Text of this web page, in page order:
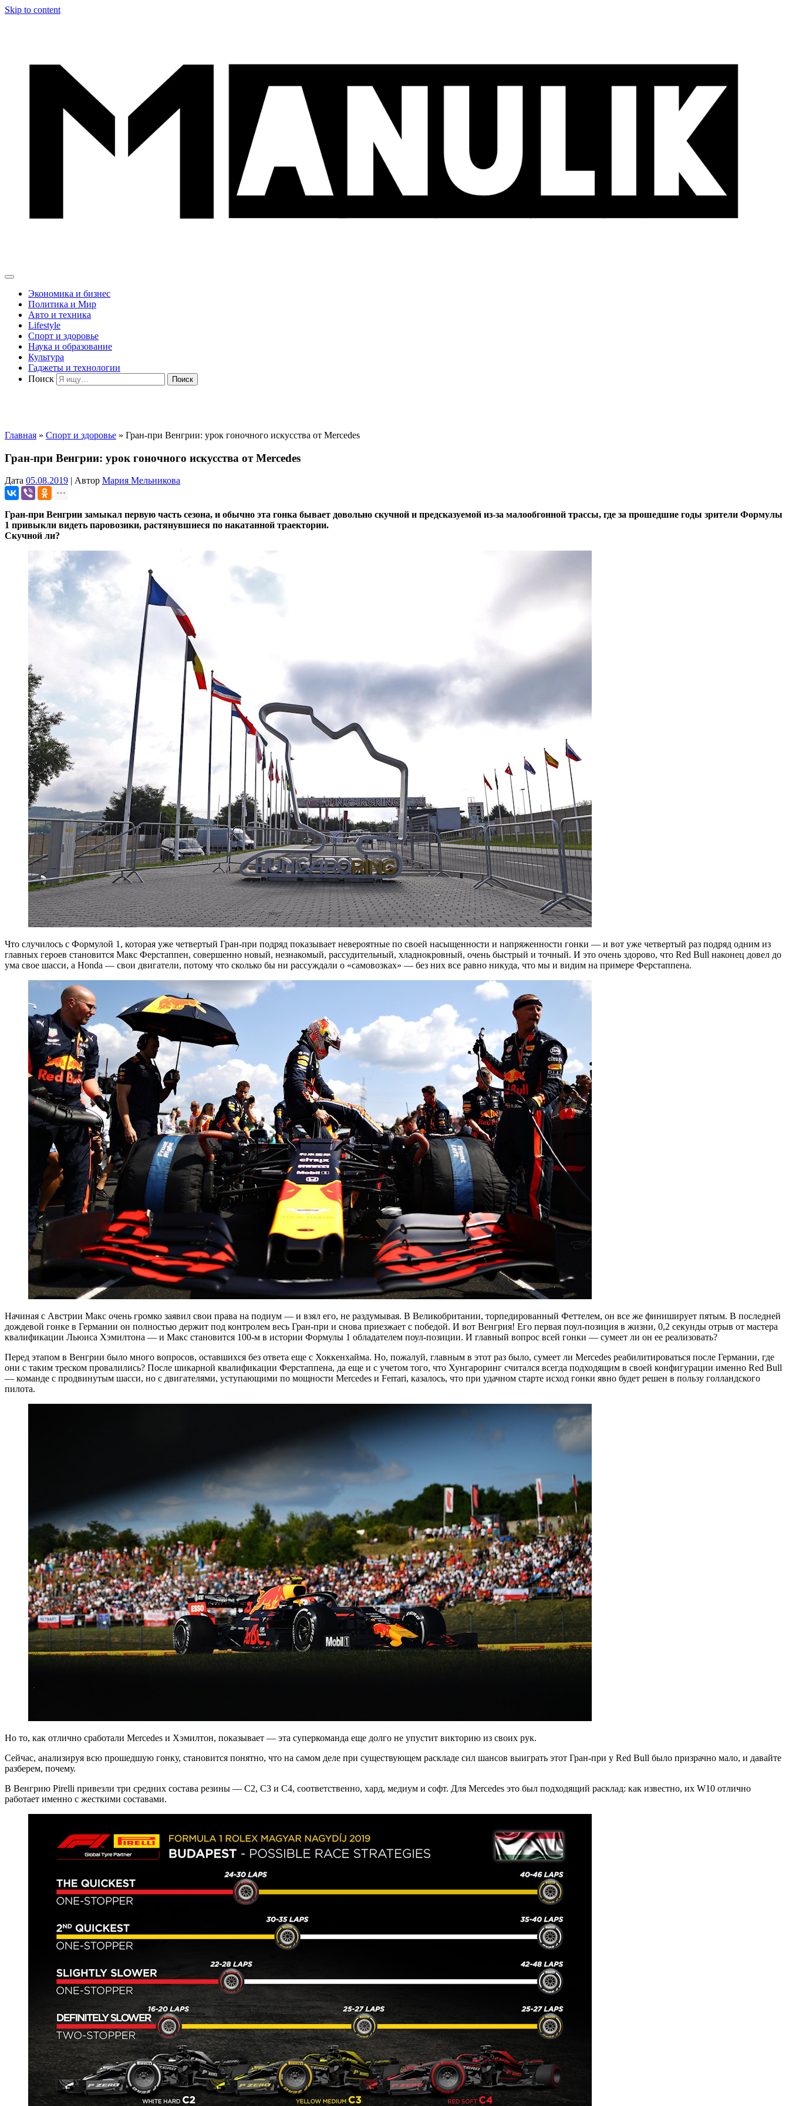
Skip to content
Экономика и бизнес
Политика и Мир
Авто и техника
Lifestyle
Спорт и здоровье
Наука и образование
Культура
Гаджеты и технологии
Поиск
Главная » Спорт и здоровье » Гран-при Венгрии: урок гоночного искусства от Mercedes
Гран-при Венгрии: урок гоночного искусства от Mercedes
Дата 05.08.2019 | Автор Мария Мельникова
Гран-при Венгрии замыкал первую часть сезона, и обычно эта гонка бывает довольно скучной и предсказуемой из-за малообгонной трассы, где за прошедшие годы зрители Формулы
1 привыкли видеть паровозики, растянувшиеся по накатанной траектории.
Скучной ли?
Что случилось с Формулой 1, которая уже четвертый Гран-при подряд показывает невероятные по своей насыщенности и напряженности гонки — и вот уже четвертый раз подряд одним из
главных героев становится Макс Ферстаппен, совершенно новый, незнакомый, рассудительный, хладнокровный, очень быстрый и точный. И это очень здорово, что Red Bull наконец довел до
ума свое шасси, а Honda — свои двигатели, потому что сколько бы ни рассуждали о «самовозках» — без них все равно никуда, что мы и видим на примере Ферстаппена.
Начиная с Австрии Макс очень громко заявил свои права на подиум — и взял его, не раздумывая. В Великобритании, торпедированный Феттелем, он все же финиширует пятым. В последней
дождевой гонке в Германии он полностью держит под контролем весь Гран-при и снова приезжает с победой. И вот Венгрия! Его первая поул-позиция в жизни, 0,2 секунды отрыв от мастера
квалификации Льюиса Хэмилтона — и Макс становится 100-м в истории Формулы 1 обладателем поул-позиции. И главный вопрос всей гонки — сумеет ли он ее реализовать?
Перед этапом в Венгрии было много вопросов, оставшихся без ответа еще с Хоккенхайма. Но, пожалуй, главным в этот раз было, сумеет ли Mercedes реабилитироваться после Германии, где
они с таким треском провалились? После шикарной квалификации Ферстаппена, да еще и с учетом того, что Хунгароринг считался всегда подходящим в своей конфигурации именно Red Bull
— команде с продвинутым шасси, но с двигателями, уступающими по мощности Mercedes и Ferrari, казалось, что при удачном старте исход гонки явно будет решен в пользу голландского
пилота.
Но то, как отлично сработали Mercedes и Хэмилтон, показывает — эта суперкоманда еще долго не упустит викторию из своих рук.
Сейчас, анализируя всю прошедшую гонку, становится понятно, что на самом деле при существующем раскладе сил шансов выиграть этот Гран-при у Red Bull было призрачно мало, и давайте
разберем, почему.
В Венгрию Pirelli привезли три средних состава резины — С2, С3 и С4, соответственно, хард, медиум и софт. Для Mercedes это был подходящий расклад: как известно, их W10 отлично
работает именно с жесткими составами.